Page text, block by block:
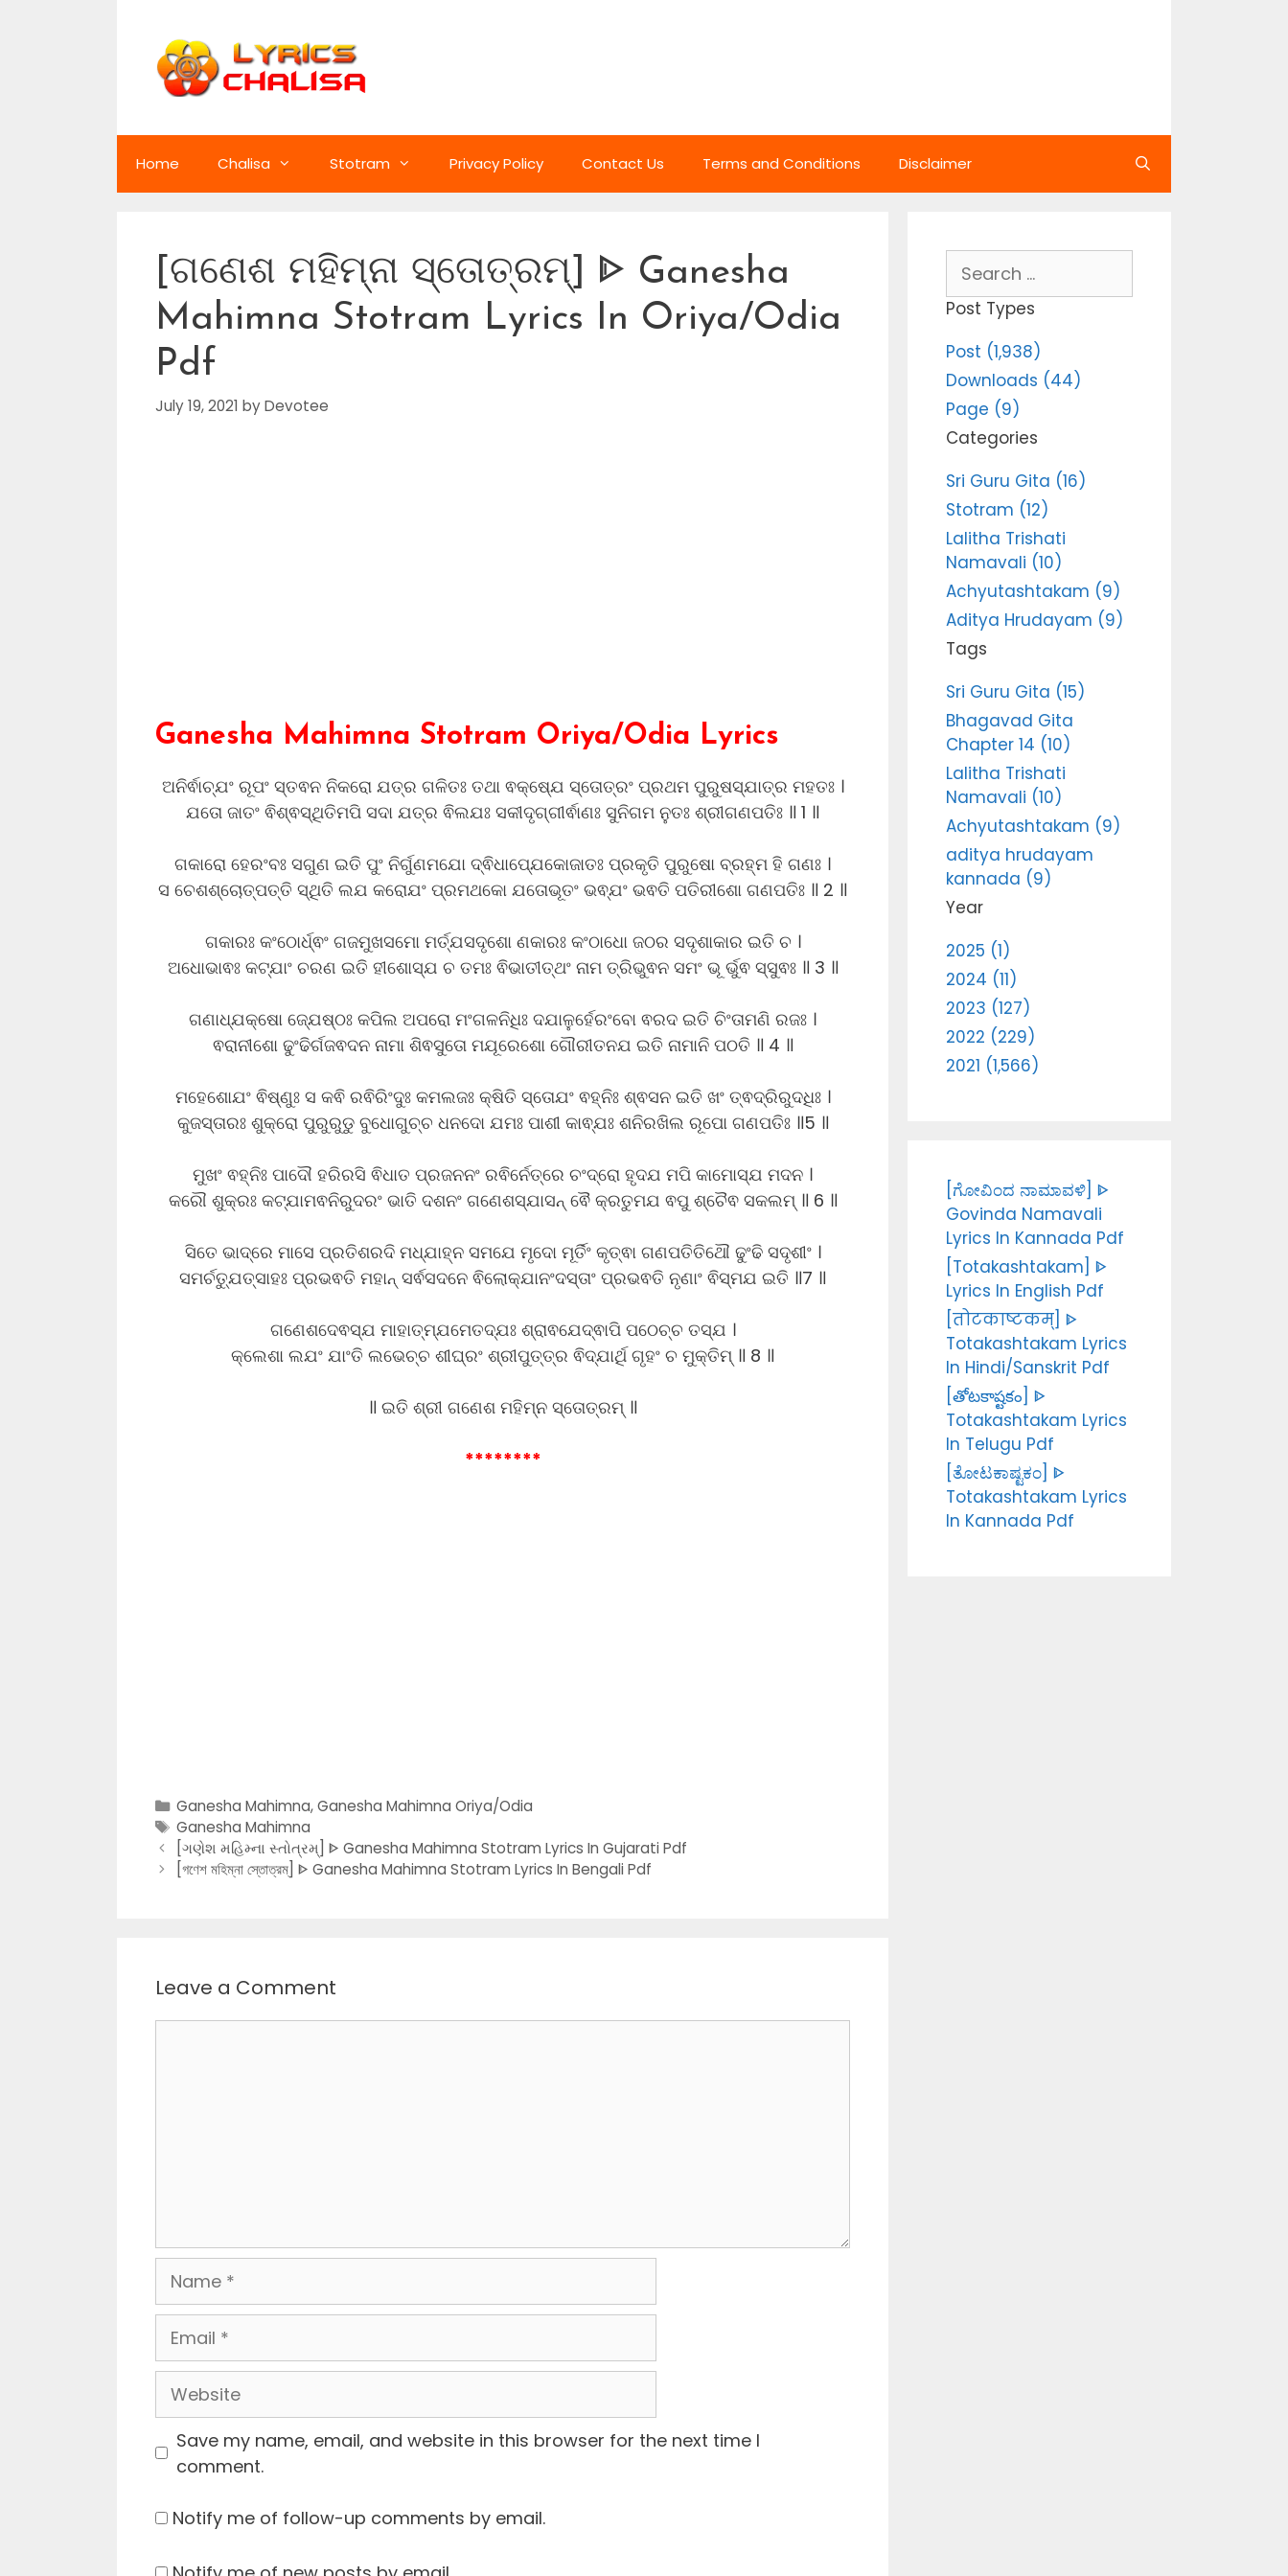
Home Chalisa Stotram Privacy Policy Contact Us Terms and Conditions Disclaimer
[ଗଣେଶ ମହିମ୍ନା ସ୍ତୋତ୍ରମ୍] ᐈ Ganesha
Mahimna Stotram Lyrics In Oriya/Odia
Pdf
July 19, 2021 byDevotee
Ganesha Mahimna Stotram Oriya/Odia Lyrics
ଅନିର୍ଵାଚ୍ଯଂ ରୂପଂ ସ୍ତଵନ ନିକରୋ ଯତ୍ର ଗଳିତଃ ତଥା ଵକ୍ଷ୍ଯେ ସ୍ତୋତ୍ରଂ ପ୍ରଥମ ପୁରୁଷସ୍ଯାତ୍ର ମହତଃ ।
ଯତୋ ଜାତଂ ଵିଶ୍ଵସ୍ଥିତିମପି ସଦା ଯତ୍ର ଵିଲଯଃ ସକୀଦୃଗ୍ଗୀର୍ଵାଣଃ ସୁନିଗମ ନୁତଃ ଶ୍ରୀଗଣପତିଃ ॥ 1 ॥
ଗକାରୋ ହେରଂବଃ ସଗୁଣ ଇତି ପୁଂ ନିର୍ଗୁଣମଯୋ ଦ୍ଵିଧାପ୍ଯେକୋଜାତଃ ପ୍ରକୃତି ପୁରୁଷୋ ବ୍ରହ୍ମ ହି ଗଣଃ ।
ସ ଚେଶଶ୍ଚୋତ୍ପତ୍ତି ସ୍ଥିତି ଲଯ କରୋଯଂ ପ୍ରମଥକୋ ଯତୋଭୂତଂ ଭଵ୍ଯଂ ଭଵତି ପତିରୀଶୋ ଗଣପତିଃ ॥ 2 ॥
ଗକାରଃ କଂଠୋର୍ଧ୍ଵଂ ଗଜମୁଖସମୋ ମର୍ତ୍ଯସଦୃଶୋ ଣକାରଃ କଂଠାଧୋ ଜଠର ସଦୃଶାକାର ଇତି ଚ ।
ଅଧୋଭାଵଃ କଟ୍ଯାଂ ଚରଣ ଇତି ହୀଶୋସ୍ଯ ଚ ତମଃ ଵିଭାତୀତ୍ଥଂ ନାମ ତ୍ରିଭୁଵନ ସମଂ ଭୂ ର୍ଭୁଵ ସ୍ସୁଵଃ ॥ 3 ॥
ଗଣାଧ୍ଯକ୍ଷୋ ଜ୍ଯେଷ୍ଠଃ କପିଲ ଅପରୋ ମଂଗଳନିଧିଃ ଦଯାଳୁର୍ହେରଂବୋ ଵରଦ ଇତି ଚିଂତାମଣି ରଜଃ ।
ଵରାନୀଶୋ ଢୁଂଢିର୍ଗଜଵଦନ ନାମା ଶିଵସୁତୋ ମଯୂରେଶୋ ଗୌରୀତନଯ ଇତି ନାମାନି ପଠତି ॥ 4 ॥
ମହେଶୋଯଂ ଵିଷ୍ଣୁଃ ସ କଵି ରଵିରିଂଦୁଃ କମଲଜଃ କ୍ଷିତି ସ୍ତୋଯଂ ଵହ୍ନିଃ ଶ୍ଵସନ ଇତି ଖଂ ତ୍ଵଦ୍ରିରୁଦଧିଃ ।
କୁଜସ୍ତାରଃ ଶୁକ୍ରୋ ପୁରୁରୁଡୁ ବୁଧୋଗୁଚ୍ଚ ଧନଦୋ ଯମଃ ପାଶୀ କାଵ୍ଯଃ ଶନିରଖିଲ ରୂପୋ ଗଣପତିଃ ॥5 ॥
ମୁଖଂ ଵହ୍ନିଃ ପାଦୌ ହରିରସି ଵିଧାତ ପ୍ରଜନନଂ ରଵିର୍ନେତ୍ରେ ଚଂଦ୍ରୋ ହୃଦଯ ମପି କାମୋସ୍ଯ ମଦନ ।
କରୌ ଶୁକ୍ରଃ କଟ୍ଯାମଵନିରୁଦରଂ ଭାତି ଦଶନଂ ଗଣେଶସ୍ଯାସନ୍ ଵୈ କ୍ରତୁମଯ ଵପୁ ଶ୍ଚୈଵ ସକଲମ୍ ॥ 6 ॥
ସିତେ ଭାଦ୍ରେ ମାସେ ପ୍ରତିଶରଦି ମଧ୍ଯାହ୍ନ ସମଯେ ମୃଦୋ ମୂର୍ତିଂ କୃତ୍ଵା ଗଣପତିତିଥୌ ଢୁଂଢି ସଦୃଶୀଂ ।
ସମର୍ଚତ୍ଯୁତ୍ସାହଃ ପ୍ରଭଵତି ମହାନ୍ ସର୍ଵସଦନେ ଵିଲୋକ୍ଯାନଂଦସ୍ତାଂ ପ୍ରଭଵତି ନୃଣାଂ ଵିସ୍ମଯ ଇତି ॥7 ॥
ଗଣେଶଦେଵସ୍ଯ ମାହାତ୍ମ୍ଯମେତଦ୍ଯଃ ଶ୍ରାଵଯେଦ୍ଵାପି ପଠେଚ୍ଚ ତସ୍ଯ ।
କ୍ଲେଶା ଲଯଂ ଯାଂତି ଲଭେଚ୍ଚ ଶୀଘ୍ରଂ ଶ୍ରୀପୁତ୍ତ୍ର ଵିଦ୍ଯାର୍ଥି ଗୃହଂ ଚ ମୁକ୍ତିମ୍ ॥ 8 ॥
॥ ଇତି ଶ୍ରୀ ଗଣେଶ ମହିମ୍ନ ସ୍ତୋତ୍ରମ୍ ॥
********
Categories
Ganesha Mahimna,Ganesha Mahimna Oriya/Odia
Tags
Ganesha Mahimna
[ગણેશ મહિમ્ના સ્તોત્રમ્] ᐈ Ganesha Mahimna Stotram Lyrics In Gujarati Pdf
[গণেশ মহিম্না স্তোত্রম্] ᐈ Ganesha Mahimna Stotram Lyrics In Bengali Pdf
Leave a Comment
Name
Email
Website
Save my name, email, and website in this browser for the next time I
comment.
Notify me of follow-up comments by email.
for:
Post Types
Post (1,938)
Downloads (44)
Page (9)
Categories
Sri Guru Gita (16)
Stotram (12)
Lalitha Trishati
Namavali (10)
Achyutashtakam (9)
Aditya Hrudayam (9)
Tags
Sri Guru Gita (15)
Bhagavad Gita
Chapter 14 (10)
Lalitha Trishati
Namavali (10)
Achyutashtakam (9)
aditya hrudayam
kannada (9)
Year
2025 (1)
2024 (11)
2023 (127)
2022 (229)
2021 (1,566)
[ಗೋವಿಂದ ನಾಮಾವಳಿ] ᐈ
Govinda Namavali
Lyrics In Kannada Pdf
[Totakashtakam] ᐈ
Lyrics In English Pdf
[तोटकाष्टकम्] ᐈ
Totakashtakam Lyrics
In Hindi/Sanskrit Pdf
[తోటకాష్టకం] ᐈ
Totakashtakam Lyrics
In Telugu Pdf
[ತೋಟಕಾಷ್ಟಕಂ] ᐈ
Totakashtakam Lyrics
In Kannada Pdf